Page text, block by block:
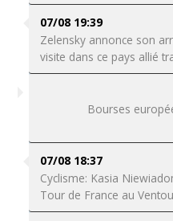
07/08 19:39
Zelensky annonce son
visite dans ce pays allié
Bourses
07/08 18:37
Cyclisme: Kasia
Tour de France au